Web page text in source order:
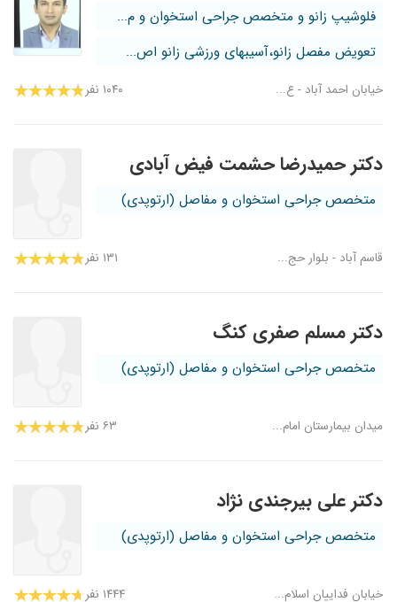
فلوشیپ زانو و متخصص جراحی استخوان و م...
تعویض مفصل زانو،آسیبهای ورزشی زانو اص...
خیابان احمد آباد - ع... ۱۰۴۰ نفر
دکتر حمیدرضا حشمت فیض آبادی
متخصص جراحی استخوان و مفاصل (ارتوپدی)
قاسم آباد - بلوار حج... ۱۳۱ نفر
دکتر مسلم صفری کنگ
متخصص جراحی استخوان و مفاصل (ارتوپدی)
میدان بیمارستان امام... ۶۳ نفر
دکتر علی بیرجندی نژاد
متخصص جراحی استخوان و مفاصل (ارتوپدی)
خیابان فداییان اسلام... ۱۴۴۴ نفر